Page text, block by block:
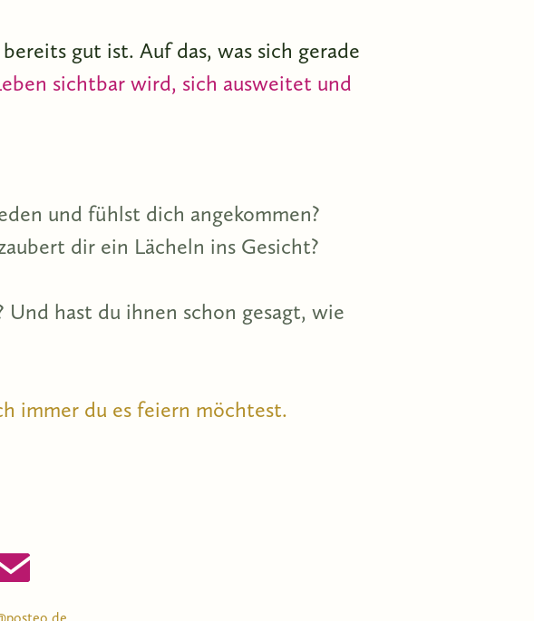
gut ist. Auf das, was sich gerade
sichtbar wird, sich ausweitet und
und fühlst dich angekommen?
dir ein Lächeln ins Gesicht?
hast du ihnen schon gesagt, wie
immer du es feiern möchtest.